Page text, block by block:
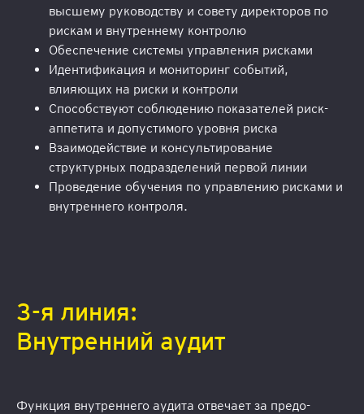
высшему руководству и совету директоров по
рискам и внутреннему контролю
Обеспечение системы управления рисками
Идентификация и мониторинг событий,
влияющих на риски и контроли
Способствуют соблюдению показателей риск-
аппетита и допустимого уровня риска
Взаимодействие и консультирование
структурных подразделений первой линии
Проведение обучения по управлению рисками и
внутреннего контроля.
3-я линия:
Внутренний аудит
Функция внутреннего аудита отвечает за предо-